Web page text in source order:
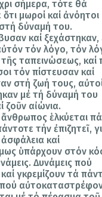
σήμερα, τότε θά
ὅτι μωροί καίἀνόητοι
δύναμή του.
καί ξεχάστηκαν,
ὐτόν τόν λόγο, τόν
ῆς ταπεινώσεως, καί
τόν πίστευσαν καί
στή ζωή τους, αὐ
μέ τή δύναμή του
ζοῦν αἰώνια.
νθρωποςἑλκύεται
τήνἐπιζητεῖ,
ἀσφάλεια καί
μως ὑπάρχουν στόν
Δυνάμεις πού
γκρεμίζουν τά
αὐ